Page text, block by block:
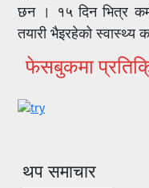
छन । १५ दिन भित्र
तयारी भैइरहेको स्वास्थ्य
फेसबुकमा
थप समाचार